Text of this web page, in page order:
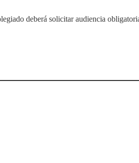
deberá solicitar audiencia